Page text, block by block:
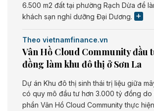
6.500 m2 đất tại phường Rạch Dừa để
khách sạn nghỉ dưỡng Đại Dương.
Theo vietnamfinance.vn
Vân Hồ Cloud Community đầu
đồng làm khu đô thị ở Sơn La
Dự án Khu đô thị sinh thái trị liệu giữa
có quy mô đầu tư hơn 3.000 tỷ đồng do
phần Vân Hồ Cloud Community thực